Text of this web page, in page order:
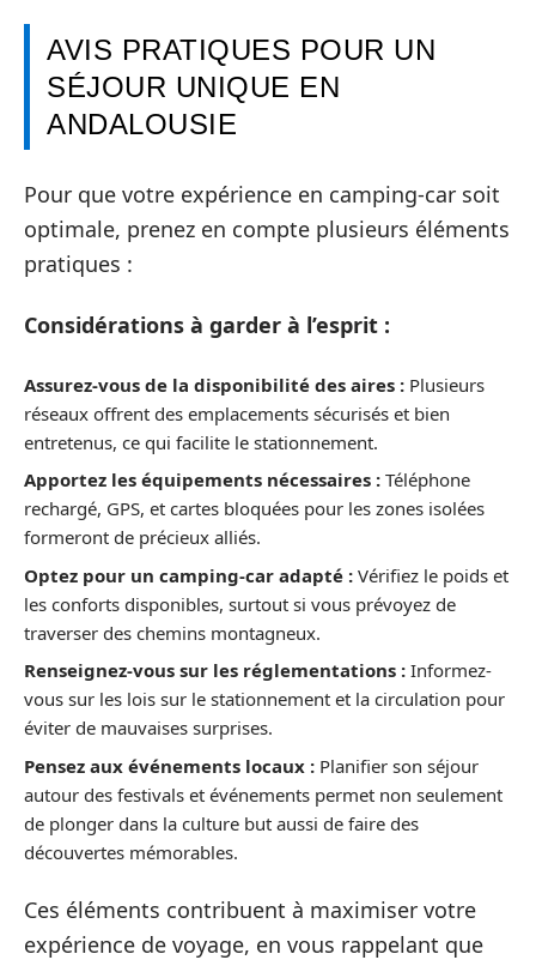
AVIS PRATIQUES POUR UN
SÉJOUR UNIQUE EN
ANDALOUSIE
Pour que votre expérience en camping-car soit
optimale, prenez en compte plusieurs éléments
pratiques :
Considérations à garder à l’esprit :
Assurez-vous de la disponibilité des aires : Plusieurs
réseaux offrent des emplacements sécurisés et bien
entretenus, ce qui facilite le stationnement.
Apportez les équipements nécessaires : Téléphone
rechargé, GPS, et cartes bloquées pour les zones isolées
formeront de précieux alliés.
Optez pour un camping-car adapté : Vérifiez le poids et
les conforts disponibles, surtout si vous prévoyez de
traverser des chemins montagneux.
Renseignez-vous sur les réglementations : Informez-
vous sur les lois sur le stationnement et la circulation pour
éviter de mauvaises surprises.
Pensez aux événements locaux : Planifier son séjour
autour des festivals et événements permet non seulement
de plonger dans la culture but aussi de faire des
découvertes mémorables.
Ces éléments contribuent à maximiser votre
expérience de voyage, en vous rappelant que